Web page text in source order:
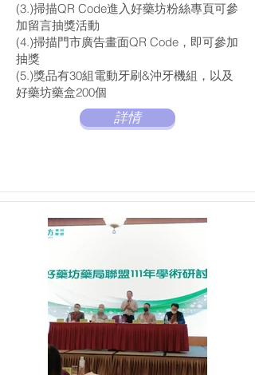
(3.)掃描QR Code進入好藥坊粉絲專頁可參
加留言抽獎活動
(4.)掃描門市廣告畫面QR Code，即可參加
抽獎
(5.)獎品有30組電動牙刷&沖牙機組，以及
好藥坊藥盒200個
詳情